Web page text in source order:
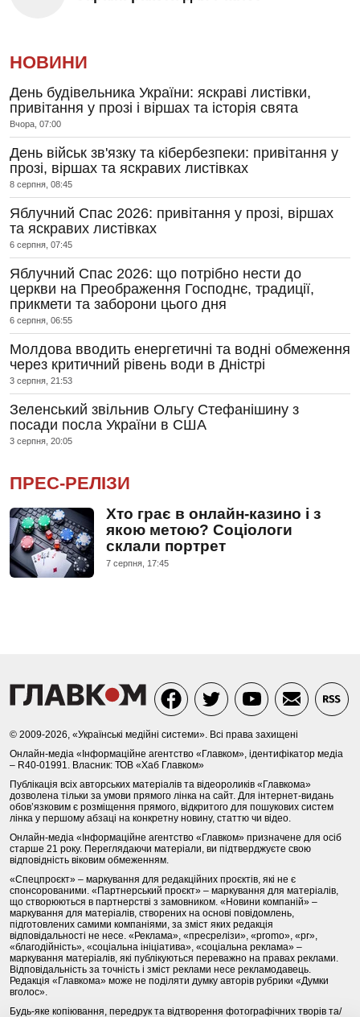
НОВИНИ
День будівельника України: яскраві листівки,
привітання у прозі і віршах та історія свята
Вчора, 07:00
День військ зв'язку та кібербезпеки: привітання у
прозі, віршах та яскравих листівках
8 серпня, 08:45
Яблучний Спас 2026: привітання у прозі, віршах
та яскравих листівках
6 серпня, 07:45
Яблучний Спас 2026: що потрібно нести до
церкви на Преображення Господнє, традиції,
прикмети та заборони цього дня
6 серпня, 06:55
Молдова вводить енергетичні та водні обмеження
через критичний рівень води в Дністрі
3 серпня, 21:53
Зеленський звільнив Ольгу Стефанішину з
посади посла України в США
3 серпня, 20:05
ПРЕС-РЕЛІЗИ
Хто грає в онлайн-казино і з
якою метою? Соціологи
склали портрет
7 серпня, 17:45
© 2009-2026, «Українські медійні системи». Всі права захищені
Онлайн-медіа «Інформаційне агентство «Главком», ідентифікатор медіа
– R40-01991. Власник: ТОВ «Хаб Главком»
Публікація всіх авторських матеріалів та відеороликів «Главкома»
дозволена тільки за умови прямого лінка на сайт. Для інтернет-видань
обов’язковим є розміщення прямого, відкритого для пошукових систем
лінка у першому абзаці на конкретну новину, статтю чи відео.
Онлайн-медіа «Інформаційне агентство «Главком» призначене для осіб
старше 21 року. Переглядаючи матеріали, ви підтверджуєте свою
відповідність віковим обмеженням.
«Спецпроєкт» – маркування для редакційних проєктів, які не є
спонсорованими. «Партнерський проєкт» – маркування для матеріалів,
що створюються в партнерстві з замовником. «Новини компаній» –
маркування для матеріалів, створених на основі повідомлень,
підготовлених самими компаніями, за зміст яких редакція
відповідальності не несе. «Реклама», «пресрелізи», «promo», «pr»,
«благодійність», «соціальна ініціатива», «соціальна реклама» –
маркування матеріалів, які публікуються переважно на правах реклами.
Відповідальність за точність і зміст реклами несе рекламодавець.
Редакція «Главкома» може не поділяти думку авторів рубрики «Думки
вголос».
Будь-яке копіювання, передрук та відтворення фотографічних творів та/